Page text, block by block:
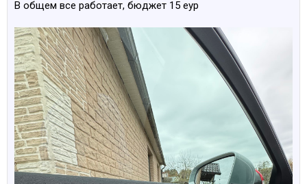
В общем все работает, бюджет 15 еур